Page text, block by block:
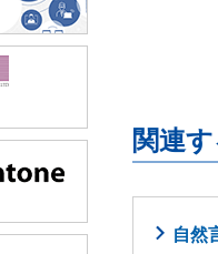
関連
自然